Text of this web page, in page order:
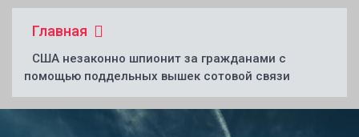
Главная
США незаконно шпионит за гражданами с
помощью поддельных вышек сотовой связи